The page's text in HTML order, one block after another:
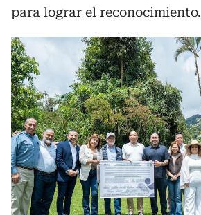
para lograr el reconocimiento.